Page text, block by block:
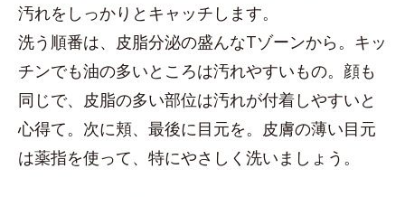
汚れをしっかりとキャッチします。
洗う順番は、皮脂分泌の盛んなTゾーンから。キッ
チンでも油の多いところは汚れやすいもの。顔も
同じで、皮脂の多い部位は汚れが付着しやすいと
心得て。次に頬、最後に目元を。皮膚の薄い目元
は薬指を使って、特にやさしく洗いましょう。